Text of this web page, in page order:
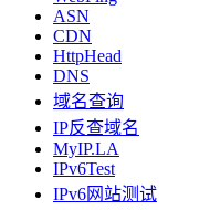
ASN
CDN
HttpHead
DNS
域名查询
IP反查域名
MyIP.LA
IPv6Test
IPv6网站测试